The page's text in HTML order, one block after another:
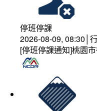
停班停課
2026-08-09, 08:30│
[停班停課通知]桃園